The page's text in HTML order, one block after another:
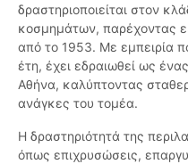
δραστηριοποιείται στον
κοσμημάτων, παρέχοντας
από το 1953. Με εμπειρία
έτη, έχει εδραιωθεί ως
Αθήνα, καλύπτοντας
ανάγκες του τομέα.
Η δραστηριότητά της
όπως επιχρυσώσεις,